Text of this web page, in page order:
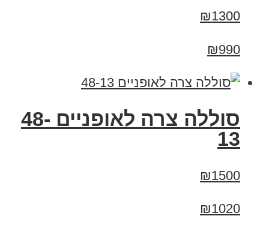
₪1300
₪990
סוללה צרה לאופניים 48-
13
₪1500
₪1020